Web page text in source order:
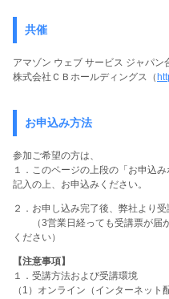
共催
アマゾン ウェブ サービス ジャパン
株式会社ＣＢホールディングス（
お申込み方法
参加ご希望の方は、
１．このページの上段の「お申込
記入の上、お申込みください。
２．お申し込み完了後、弊社より
（3営業日経っても受講票が届
ください）
【注意事項】
１．受講方法および受講環境
（1）オンライン（インターネット